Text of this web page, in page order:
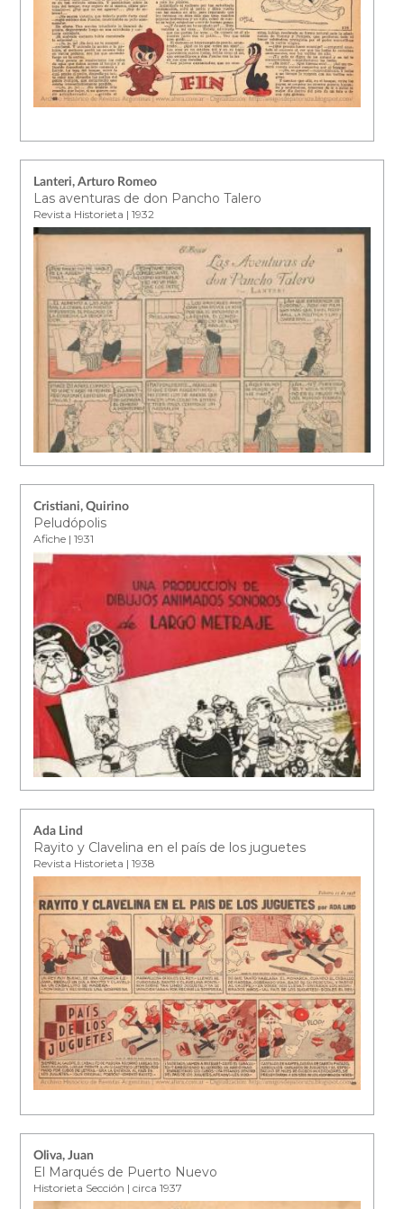
Lanteri, Arturo Romeo
Las aventuras de don Pancho Talero
Revista Historieta | 1932
Cristiani, Quirino
Peludópolis
Afiche | 1931
Ada Lind
Rayito y Clavelina en el país de los juguetes
Revista Historieta | 1938
Oliva, Juan
El Marqués de Puerto Nuevo
Historieta Sección | circa 1937